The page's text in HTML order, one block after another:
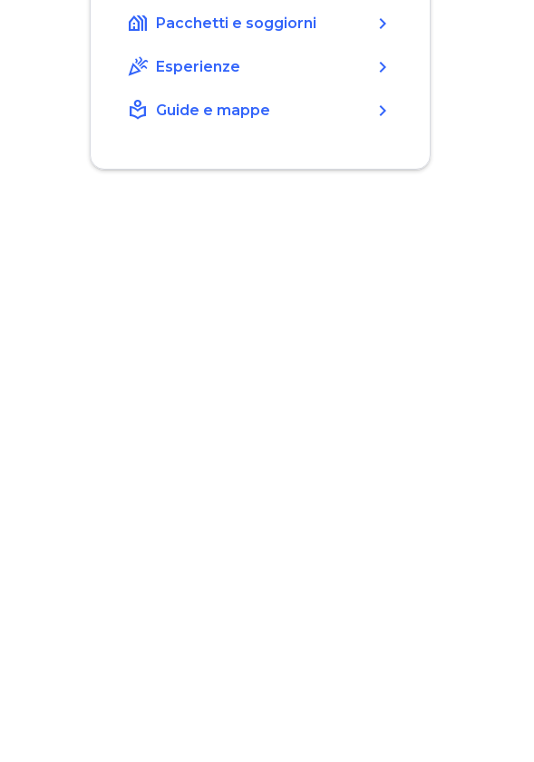
holiday_village Pacchetti e soggiorni chevron_right
celebration Esperienze chevron_right
local_library Guide e mappe chevron_right